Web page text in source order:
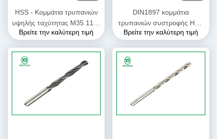
HSS - Κομμάτια τρυπανιών
υψηλής ταχύτητας M35 118°
DIN 1897 εκτεταμένο
Βρείτε την καλύτερη τιμή
DIN1897 κομμάτια
τρυπανιών συστροφής HSS
τελειωμένο λευκό HSS -
66HRC
Βρείτε την καλύτερη τιμή